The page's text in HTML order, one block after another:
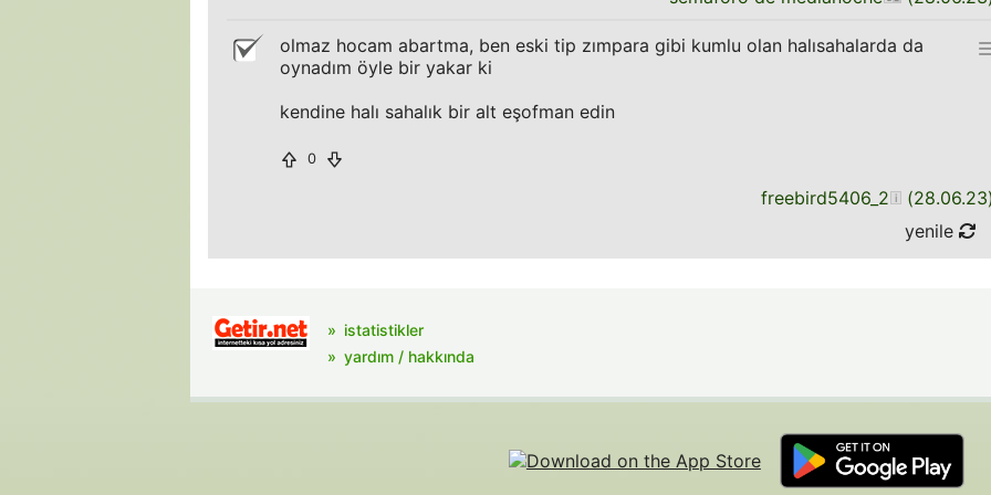
olmaz hocam abartma, ben eski tip zımpara gibi kumlu olan halısahalarda da
oynadım öyle bir yakar ki
kendine halı sahalık bir alt eşofman edin
0
freebird5406_2 (28.06.23
yenile
istatistikler
yardım / hakkında